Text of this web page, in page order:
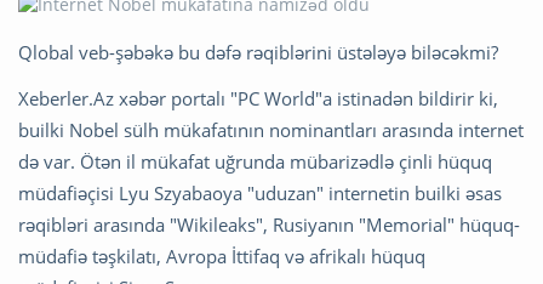
Qlobal veb-şəbəkə bu dəfə rəqiblərini üstələyə biləcəkmi?
Xeberler.Az xəbər portalı "PC World"a istinadən bildirir ki,
builki Nobel sülh mükafatının nominantları arasında internet
də var. Ötən il mükafat uğrunda mübarizədlə çinli hüquq
müdafiəçisi Lyu Szyabaoya "uduzan" internetin builki əsas
rəqibləri arasında "Wikileaks", Rusiyanın "Memorial" hüquq-
müdafiə təşkilatı, Avropa İttifaq və afrikalı hüquq